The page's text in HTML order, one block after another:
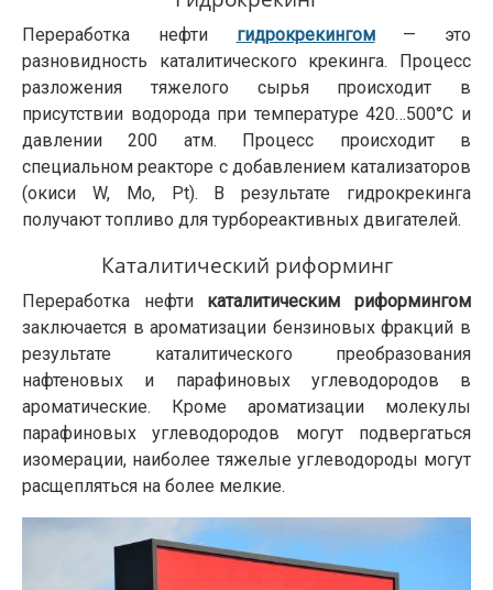
Переработка нефти гидрокрекингом— это
разновидность каталитического крекинга. Процесс
разложения тяжелого сырья происходит в
присутствии водорода при температуре 420…500°С и
давлении 200 атм. Процесс происходит в
специальном реакторе с добавлением катализаторов
(окиси W, Mo, Pt). В результате гидрокрекинга
получают топливо для турбореактивных двигателей.
Каталитический риформинг
Переработка нефти каталитическим риформингом
заключается в ароматизации бензиновых фракций в
результате каталитического преобразования
нафтеновых и парафиновых углеводородов в
ароматические. Кроме ароматизации молекулы
парафиновых углеводородов могут подвергаться
изомерации, наиболее тяжелые углеводороды могут
расщепляться на более мелкие.